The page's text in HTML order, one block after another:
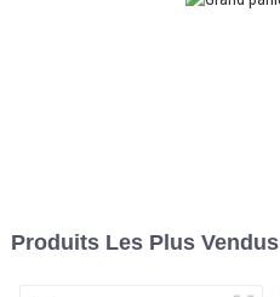
Produits Les Plus Vendus